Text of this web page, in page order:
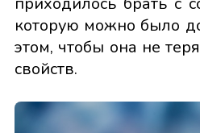
которую можно было
этом, чтобы она не
свойств.